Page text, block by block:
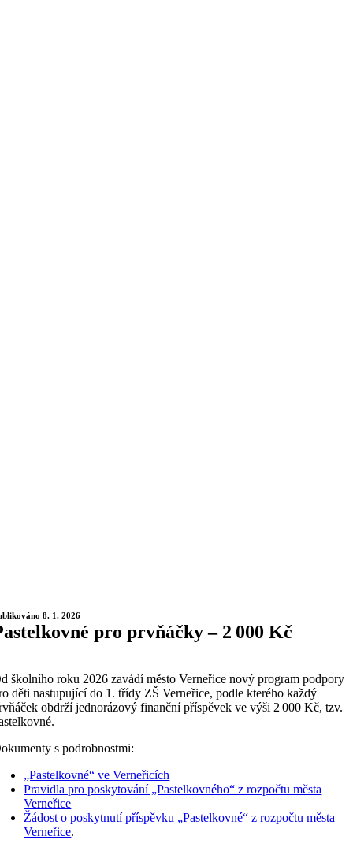
8. 1. 2026
pro prvňáčky – 2 000 Kč
školního roku 2026 zavádí město Verneřice nový program podpory
děti nastupující do 1. třídy ZŠ Verneřice, podle kterého každý
obdrží jednorázový finanční příspěvek ve výši 2 000 Kč, tzv.
s podrobnostmi:
„Pastelkovné“ ve Verneřicích
Pravidla pro poskytování „Pastelkovného“ z rozpočtu města
Verneřice
Žádost o poskytnutí příspěvku „Pastelkovné“ z rozpočtu města
Verneřice.